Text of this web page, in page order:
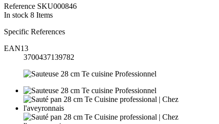
Reference SKU000846
In stock 8 Items
Specific References
EAN13
3700437139782